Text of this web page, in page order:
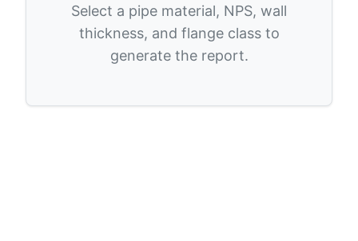
Select a pipe material, NPS, wall
thickness, and flange class to
generate the report.